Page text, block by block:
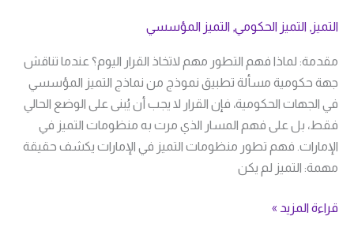
التميز, التميز الحكومي, التميز المؤسسي
مقدمة: لماذا فهم التطور مهم لاتخاذ القرار اليوم؟ عندما تناقش
جهة حكومية مسألة تطبيق نموذج من نماذج التميز المؤسسي
في الجهات الحكومية، فإن القرار لا يجب أن يُبنى على الوضع الحالي
فقط، بل على فهم المسار الذي مرت به منظومات التميز في
الإمارات. فهم تطور منظومات التميز في الإمارات يكشف حقيقة
مهمة: التميز لم يكن
الريادة
والجاهزية
المستقبلية
قراءة المزيد »